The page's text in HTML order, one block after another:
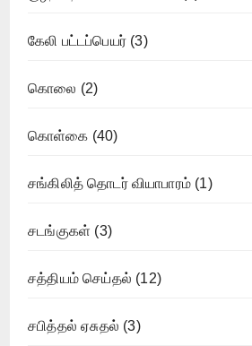
கேலி பட்டப்பெயர் (3)
கொலை (2)
கொள்கை (40)
சங்கிலித் தொடர் வியாபாரம் (1)
சடங்குகள் (3)
சத்தியம் செய்தல் (12)
சபித்தல் ஏசுதல் (3)